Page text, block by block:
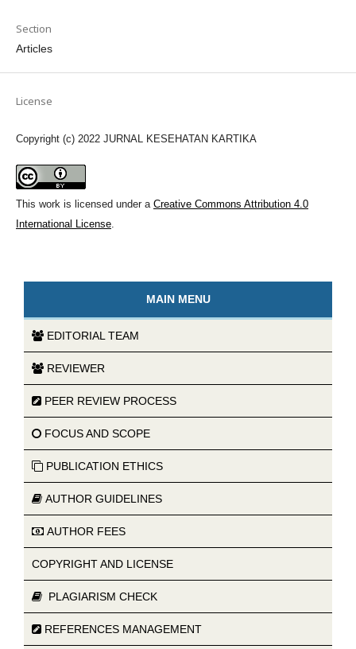
Section
Articles
License
Copyright (c) 2022 JURNAL KESEHATAN KARTIKA
This work is licensed under a Creative Commons Attribution 4.0
International License
MAIN MENU
EDITORIAL TEAM
REVIEWER
PEER REVIEW PROCESS
FOCUS AND SCOPE
PUBLICATION ETHICS
AUTHOR GUIDELINES
AUTHOR FEES
COPYRIGHT AND LICENSE
PLAGIARISM CHECK
REFERENCES MANAGEMENT